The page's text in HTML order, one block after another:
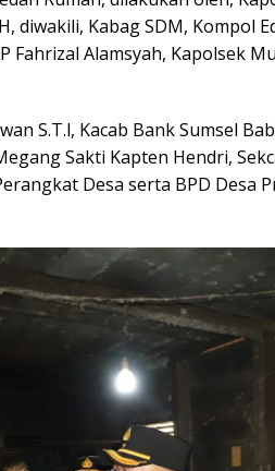
diwakili, Kabag SDM, Kompol
Fahrizal Alamsyah, Kapolsek
S.T.l, Kacab Bank Sumsel
Sakti Kapten Hendri,
Desa serta BPD Desa